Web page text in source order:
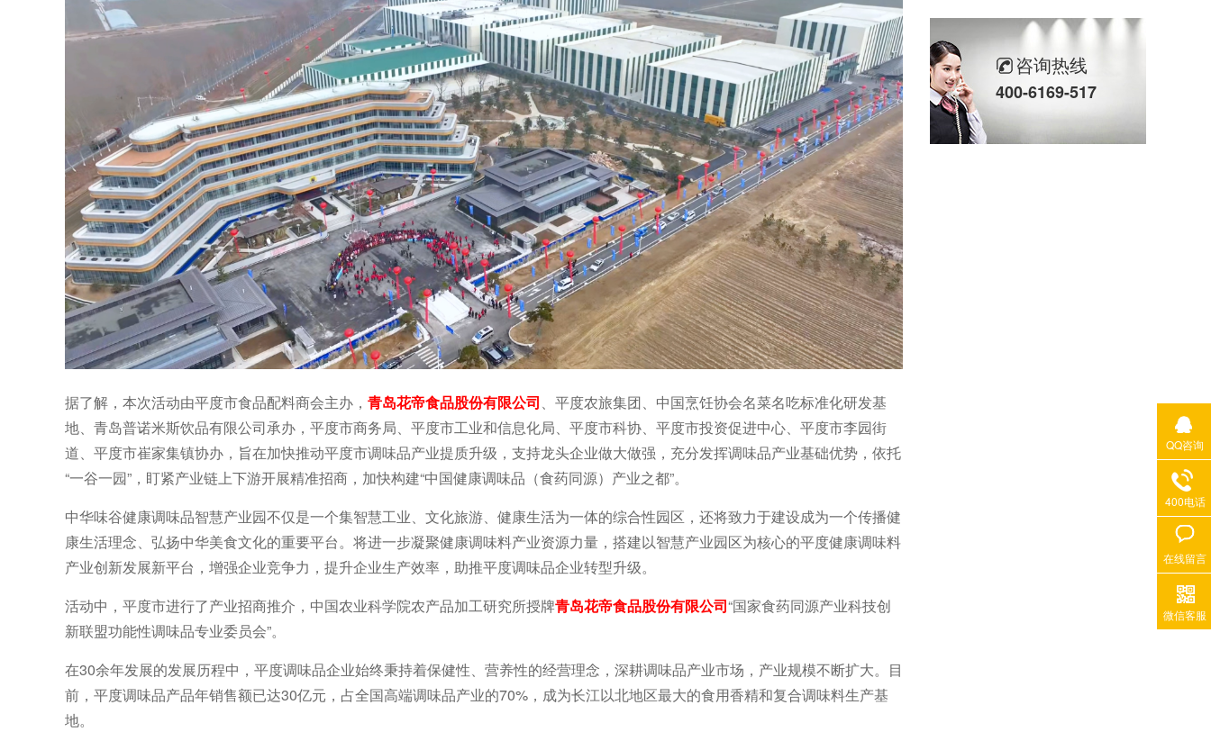
据了解，本次活动由平度市食品配料商会主办， 青岛花帝食品股份有限公司、平度农旅集团、中国烹饪协会名菜名吃标准化研发基
地、青岛普诺米斯饮品有限公司承办，平度市商务局、平度市工业和信息化局、平度市科协、平度市投资促进中心、平度市李园街
道、平度市崔家集镇协办，旨在加快推动平度市调味品产业提质升级，支持龙头企业做大做强，充分发挥调味品产业基础优势，依托
“一谷一园”，盯紧产业链上下游开展精准招商，加快构建“中国健康调味品（食药同源）产业之都”。
中华味谷健康调味品智慧产业园不仅是一个集智慧工业、文化旅游、健康生活为一体的综合性园区，还将致力于建设成为一个传播健
康生活理念、弘扬中华美食文化的重要平台。将进一步凝聚健康调味料产业资源力量，搭建以智慧产业园区为核心的平度健康调味料
产业创新发展新平台，增强企业竞争力，提升企业生产效率，助推平度调味品企业转型升级。
活动中，平度市进行了产业招商推介，中国农业科学院农产品加工研究所授牌青岛花帝食品股份有限公司“国家食药同源产业科技创
新联盟功能性调味品专业委员会”。
在30余年发展的发展历程中，平度调味品企业始终秉持着保健性、营养性的经营理念，深耕调味品产业市场，产业规模不断扩大。目
前，平度调味品产品年销售额已达30亿元，占全国高端调味品产业的70%，成为长江以北地区最大的食用香精和复合调味料生产基
地。
咨询热线
400-6169-517
QQ咨询
400电话
在线留言
微信客服